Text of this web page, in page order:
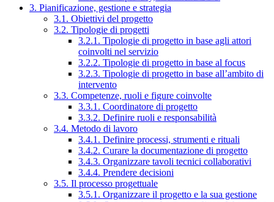
3. Pianificazione, gestione e strategia
3.1. Obiettivi del progetto
3.2. Tipologie di progetti
3.2.1. Tipologie di progetto in base agli attori
coinvolti nel servizio
3.2.2. Tipologie di progetto in base al focus
3.2.3. Tipologie di progetto in base all’ambito di
intervento
3.3. Competenze, ruoli e figure coinvolte
3.3.1. Coordinatore di progetto
3.3.2. Definire ruoli e responsabilità
3.4. Metodo di lavoro
3.4.1. Definire processi, strumenti e rituali
3.4.2. Curare la documentazione di progetto
3.4.3. Organizzare tavoli tecnici collaborativi
3.4.4. Prendere decisioni
3.5. Il processo progettuale
3.5.1. Organizzare il progetto e la sua gestione